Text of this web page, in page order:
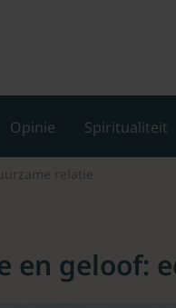
Opinie Spiritualiteit
relatie
en geloof: